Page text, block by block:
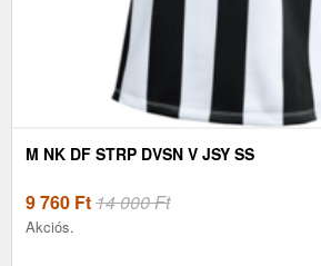
M NK DF STRP DVSN V JSY SS
9 760 Ft14 000 Ft
Akciós.